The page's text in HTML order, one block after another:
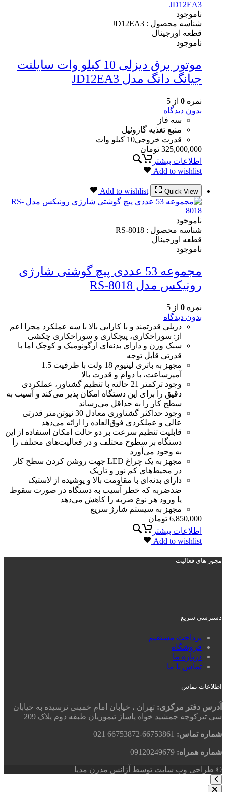
ناموجود
شناسه محصول : JD12EA3
قطعه اورجینال
ناموجود
موتور برق دیزلی 10 کیلو وات سایلنت
جیانگ دانگ مدل JD12EA3
نمره 0 از 5
بدون دیدگاه
سه فاز
منبع تغذیه گازوئیل
قدرت خروجی10 کیلو وات
325,000,000 تومان
اطلاعات بیشتر
Add to wishlist
Quick View
Add to wishlist
ناموجود
شناسه محصول : RS-8018
قطعه اورجینال
ناموجود
مجموعه 53 عددی پیچ گوشتی شارژی
رونیکس مدل RS-8018
نمره 0 از 5
بدون دیدگاه
دریلی قدرتمند و با کارایی بالا با سه عملکرد مجزا اعم
از: سوراخکاری، پیچکاری و سوراخکاری چکشی
سبک وزن و دارای بدنه‌ای ارگونومیک و کوچک اما با
قدرتی قابل توجه
مجهز به باتری لیتیوم 18 ولت با ظرفیت 1.5
آمپرساعت، با دوام و قدرت بالا
وجود ترکمتر 21 حالته با تنظیم گشتاور، عملکردی
دقیق را برای این دستگاه امکان پذیر می‌کند و آسیب به
سطح کار را به حداقل می‌رساند
وجود حداکثر گشتاوری معادل 30 ​​نیوتن‌متر قدرتی
عالی و عملکردی فوق‌العاده را ارائه می‌د‌هد
قابلیت تنظیم سرعت بر دو حالت امکان استفاده از این
دستگاه بر سطوح مختلف و در فعالیت‌های مختلف را
به وجود می‌آورد
مجهز به یک چراغ LED جهت روشن کردن سطح کار
در محیط‌های کم نور و تاریک
دارای بدنه‌ای با مقاومت بالا و پوشیده از لاستیک
ضدضربه که خطر آسیب به دستگاه در صورت سقوط
یا ورود هر نوع ضربه را کاهش می‌دهد
مجهز به سیستم شارژ سریع
6,850,000 تومان
اطلاعات بیشتر
Add to wishlist
مجوز های فعالیت
دسترسی سریع
پرداخت مستقیم
فروشگاه
درباره ما
تماس با ما
اطلاعات تماس
آدرس دفتر مرکزی: تهران ، خیابان امام خمینی نرسیده به خیابان
سی تیرکوچه جمشید خواه پاساژ تیموریان طبقه دوم پلاک 209
شماره تماس:
شماره همراه:
© طراحی وب سایت توسط آژانس مدرن مدیا